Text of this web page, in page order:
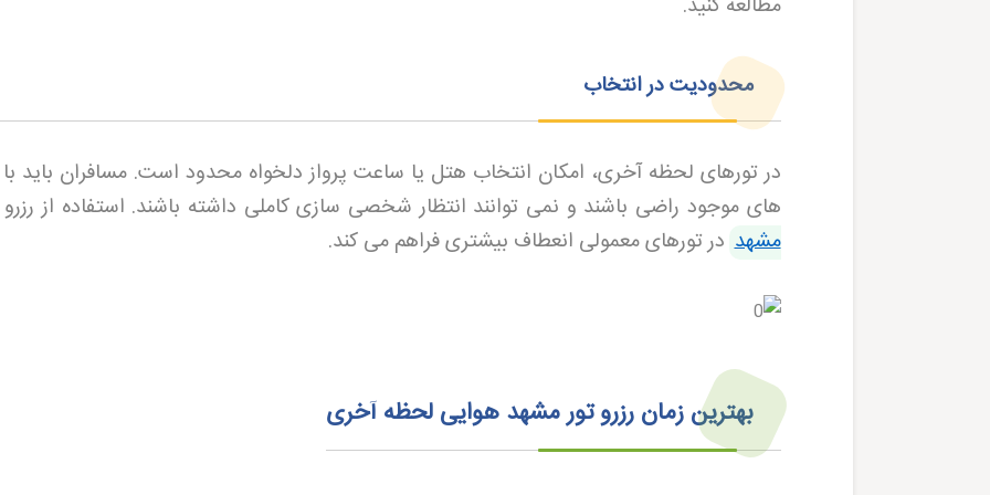
محدودیت در انتخاب
در تورهای لحظه آخری، امکان انتخاب هتل یا ساعت پرواز دلخواه محدود است. مسافران باید با
های موجود راضی باشند و نمی توانند انتظار شخصی سازی کاملی داشته باشند. استفاده از رزرو
مشهد در تورهای معمولی انعطاف بیشتری فراهم می کند.
بهترین زمان رزرو تور مشهد هوایی لحظه آخری